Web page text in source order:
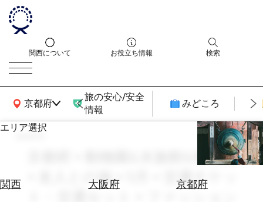
関西について お役立ち情報 検索
京都府
関西広域MAP
旅の安心/安全
情報
みどころ
エリア選択
関西 大阪府
京都府
エ
search
京都府 × 動物園&水族館&植物園
× 友人との旅 × 5月 × 交通チケッ